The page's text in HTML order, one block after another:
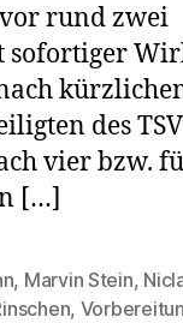
rund zwei
sofortiger
des
vier bzw.
[…]
, Marvin Stein,
,